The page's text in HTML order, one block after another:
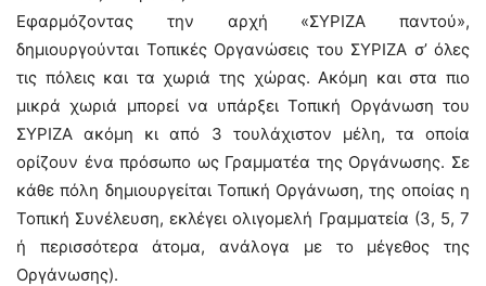
Εφαρμόζοντας την αρχή «ΣΥΡΙΖΑ παντού»,
δημιουργούνται Τοπικές Οργανώσεις του ΣΥΡΙΖΑ σ’ όλες
τις πόλεις και τα χωριά της χώρας. Ακόμη και στα πιο
μικρά χωριά μπορεί να υπάρξει Τοπική Οργάνωση του
ΣΥΡΙΖΑ ακόμη κι από 3 τουλάχιστον μέλη, τα οποία
ορίζουν ένα πρόσωπο ως Γραμματέα της Οργάνωσης. Σε
κάθε πόλη δημιουργείται Τοπική Οργάνωση, της οποίας η
Τοπική Συνέλευση, εκλέγει ολιγομελή Γραμματεία (3, 5, 7
ή περισσότερα άτομα, ανάλογα με το μέγεθος της
Οργάνωσης).